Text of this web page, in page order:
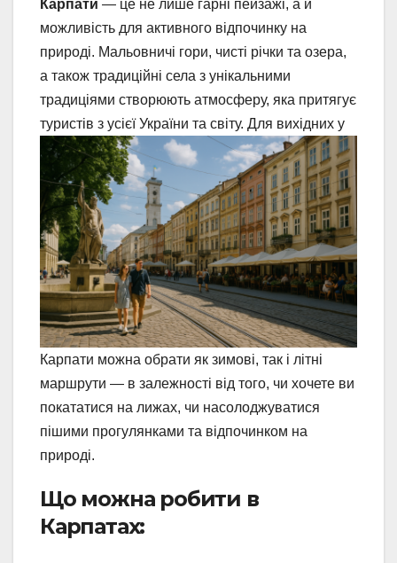
Карпати — це не лише гарні пейзажі, а й
можливість для активного відпочинку на
природі. Мальовничі гори, чисті річки та озера,
а також традиційні села з унікальними
традиціями створюють атмосферу, яка притягує
туристів з усієї України та світу. Для вихідних у
Карпати можна обрати як зимові, так і літні
маршрути — в залежності від того, чи хочете ви
покататися на лижах, чи насолоджуватися
пішими прогулянками та відпочинком на
природі.
Що можна робити в
Карпатах: